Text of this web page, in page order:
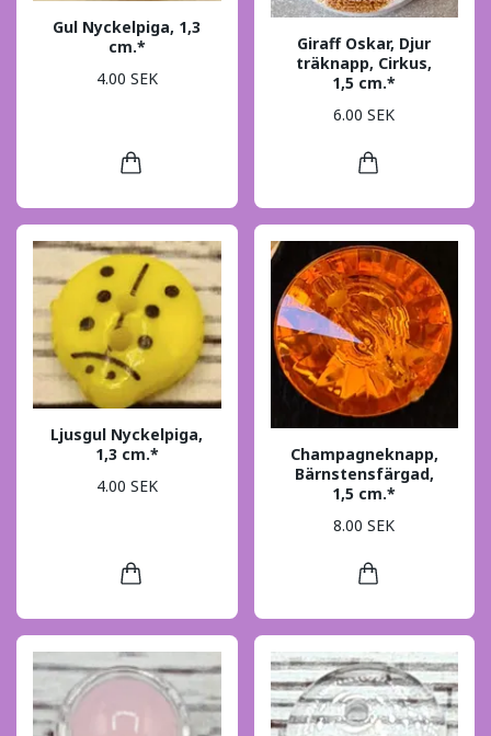
Gul Nyckelpiga, 1,3
cm.*
4.00 SEK
Giraff Oskar, Djur
träknapp, Cirkus,
1,5 cm.*
6.00 SEK
Ljusgul Nyckelpiga,
1,3 cm.*
4.00 SEK
Champagneknapp,
Bärnstensfärgad,
1,5 cm.*
8.00 SEK